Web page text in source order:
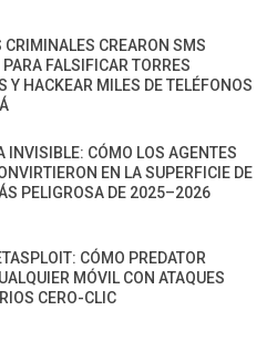
CRIMINALES CREARON SMS
FALSIFICAR TORRES
Y HACKEAR MILES DE TELÉFONOS
INVISIBLE: CÓMO LOS AGENTES
EN LA SUPERFICIE DE
PELIGROSA DE 2025–2026
CÓMO PREDATOR
MÓVIL CON ATAQUES
CERO-CLIC